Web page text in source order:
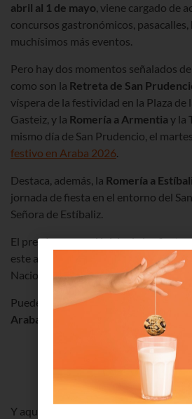
abril al 1 de mayo, viene cargado de
concursos gastronómicos,
muchísimos más eventos.
Pero hay dos momentos señalados
como son la Retreta de San
víspera de la festividad en la Plaza
Gasteiz, y la Romería a Armentia y la
mismo día de San Prudencio, el
festivo en Araba 2026.
Destaca, además, la Romería a
jornada de fiesta en el entorno del
Señora de Estíbaliz.
El pregón marca el inicio de las
este año corre a cargo del escritor
Nacional del Cómic.
Puedes descargarte el
Araba
para que no pierdas detalle
⬇️ Descarga
San Prudencio
Y aquí te contamos las fechas más